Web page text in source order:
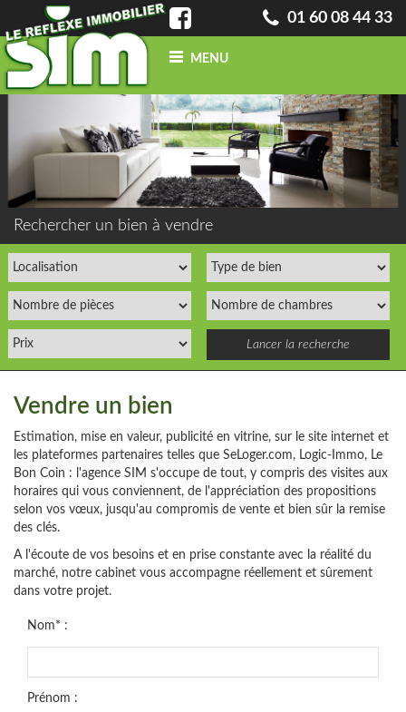
01 60 08 44 33
MENU
ACCUEIL
QUI SOMMES-NOUS ?
INFO
BLOG
CONTACT
ACHETERUN BIEN
VENDRE
CONFIEZ-NOUSVOTRE
RECHERCHE
ESTIMATIONGRATUITE
NOS BIENSVENDUS
Rechercher un bien à vendre
Vendre un bien
​Estimation, mise en valeur, publicité en vitrine, sur le site internet et
les plateformes partenaires telles que SeLoger.com, Logic-Immo, Le
Bon Coin : l'agence SIM s'occupe de tout, y compris des visites aux
horaires qui vous conviennent, de l'appréciation des propositions
selon vos vœux, jusqu'au compromis de vente et bien sûr la remise
des clés.
A l'écoute de vos besoins et en prise constante avec la réalité du
marché, notre cabinet vous accompagne réellement et sûrement
dans votre projet.
Nom* :
Prénom :